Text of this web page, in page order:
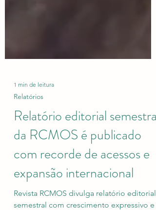
1 min de leitura
Relatórios
Relatório editorial semestral
da RCMOS é publicado
com recorde de acessos e
expansão internacional